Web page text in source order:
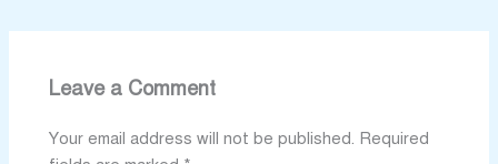
Leave a Comment
Your email address will not be published. Required